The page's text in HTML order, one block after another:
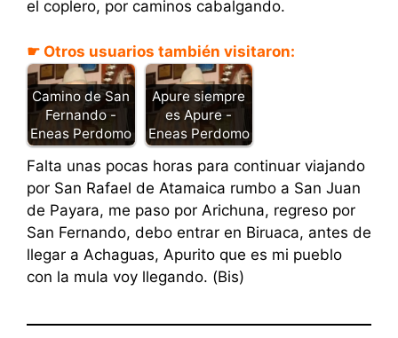
el coplero, por caminos cabalgando.
☛ Otros usuarios también visitaron:
Camino de San
Fernando -
Eneas Perdomo
Apure siempre
es Apure -
Eneas Perdomo
Falta unas pocas horas para continuar viajando
por San Rafael de Atamaica rumbo a San Juan
de Payara, me paso por Arichuna, regreso por
San Fernando, debo entrar en Biruaca, antes de
llegar a Achaguas, Apurito que es mi pueblo
con la mula voy llegando. (Bis)